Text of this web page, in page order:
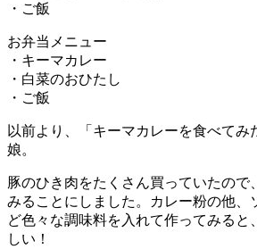
・ご飯
お弁当メニュー
・キーマカレー
・白菜のおひたし
・ご飯
以前より、「キーマカレーを食べてみ
娘。
豚のひき肉をたくさん買っていたので
みることにしました。カレー粉の他、
ど色々な調味料を入れて作ってみると
しい！